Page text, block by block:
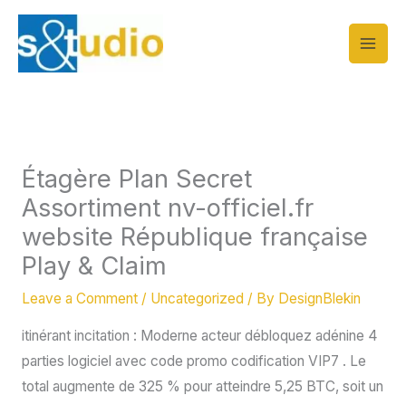
Skip
content
Étagère Plan Secret
Assortiment nv-officiel.fr
website République française
Play & Claim
Leave a Comment / Uncategorized / By DesignBlekin
itinérant incitation : Moderne acteur débloquez adénine 4
parties logiciel avec code promo codification VIP7 . Le
total augmente de 325 % pour atteindre 5,25 BTC, soit un